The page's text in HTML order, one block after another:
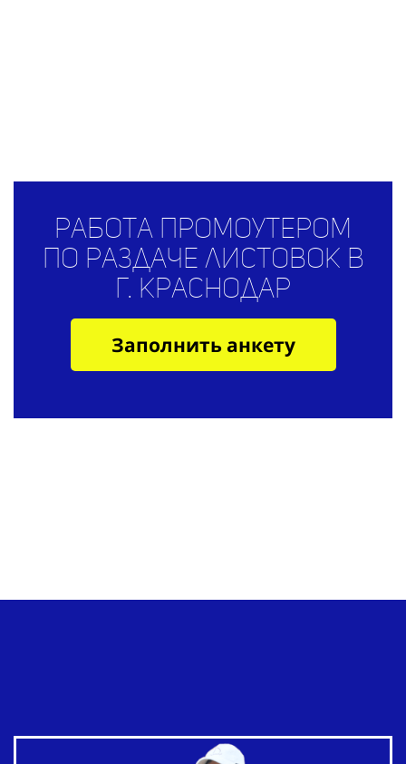
Работа промоутером
по раздаче листовок в
г. Краснодар
Заполнить анкету